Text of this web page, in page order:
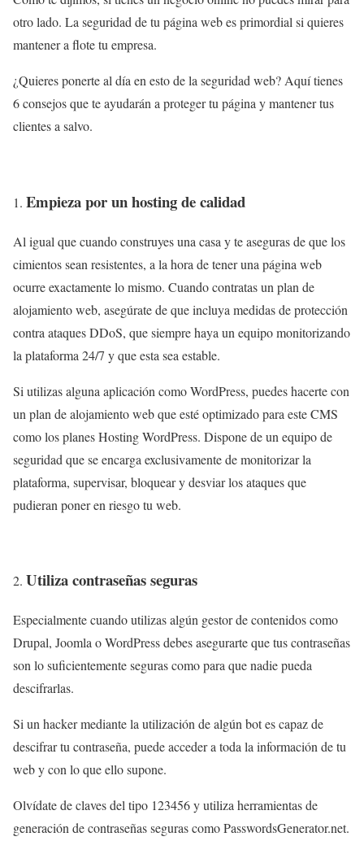
otro lado. La seguridad de tu página web es primordial si quieres
mantener a flote tu empresa.
¿Quieres ponerte al día en esto de la seguridad web? Aquí tienes
6 consejos que te ayudarán a proteger tu página y mantener tus
clientes a salvo.
Empieza por un hosting de calidad
Al igual que cuando construyes una casa y te aseguras de que los
cimientos sean resistentes, a la hora de tener una página web
ocurre exactamente lo mismo. Cuando contratas un plan de
alojamiento web, asegúrate de que incluya medidas de protección
contra ataques DDoS, que siempre haya un equipo monitorizando
la plataforma 24/7 y que esta sea estable.
Si utilizas alguna aplicación como WordPress, puedes hacerte con
un plan de alojamiento web que esté optimizado para este CMS
como los planes Hosting WordPress. Dispone de un equipo de
seguridad que se encarga exclusivamente de monitorizar la
plataforma, supervisar, bloquear y desviar los ataques que
pudieran poner en riesgo tu web.
Utiliza contraseñas seguras
Especialmente cuando utilizas algún gestor de contenidos como
Drupal, Joomla o WordPress debes asegurarte que tus contraseñas
son lo suficientemente seguras como para que nadie pueda
descifrarlas.
Si un hacker mediante la utilización de algún bot es capaz de
descifrar tu contraseña, puede acceder a toda la información de tu
web y con lo que ello supone.
Olvídate de claves del tipo 123456 y utiliza herramientas de
generación de contraseñas seguras como PasswordsGenerator.net.